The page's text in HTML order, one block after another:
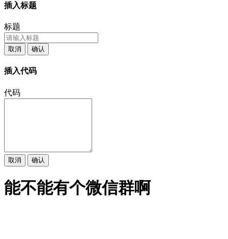
插入标题
标题
取消 确认
插入代码
代码
取消 确认
能不能有个微信群啊